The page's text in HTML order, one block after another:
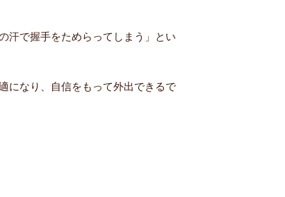
汗で握手をためらってしまう」とい
になり、自信をもって外出できるで